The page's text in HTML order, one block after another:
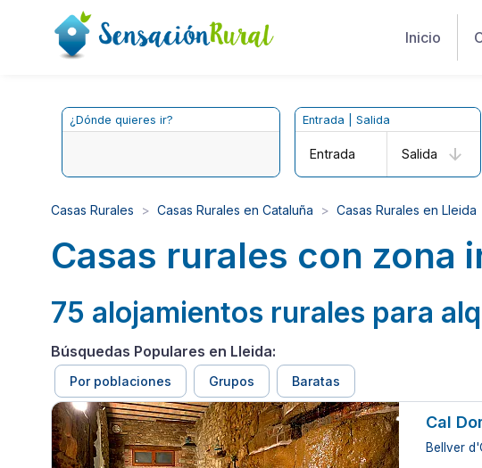
Inicio
¿Dónde quieres ir? Entrada | Salida
Entrada Salida
Casas Rurales Casas Rurales en Cataluña Casas Rurales en Lleida
Casas rurales con zona
75 alojamientos rurales para
Búsquedas Populares en Lleida:
Por poblaciones Grupos Baratas
Cal
Bellver